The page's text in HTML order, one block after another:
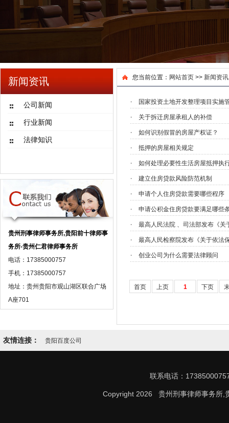
新闻资讯
公司新闻
行业新闻
法律知识
贵州刑事律师事务所,贵阳前十律师事
务所-贵州仁君律师事务所
电话：17385000757
手机：17385000757
地址：贵州贵阳市观山湖区联合广场
A座701
您当前位置： 网站首页 >> 新闻资讯
· 国家投资土地开发整理项目实施
· 关于拆迁房屋承租人的补偿
· 如何识别假冒的房屋产权证？
· 抵押的房屋相关规定
· 如何处理必要性生活房屋抵押执
· 建立住房贷款风险防范机制
· 申请个人住房贷款需要哪些程序
· 申请公积金住房贷款要满足哪些
· 最高人民法院 、司法部发布《
· 最高人民检察院发布《关于依法
· 创业公司为什么需要法律顾问
首页 上页 1 下页
友情连接： 贵阳百度公司
联系电话：
Copyright 2026 贵州刑事律师事务所,